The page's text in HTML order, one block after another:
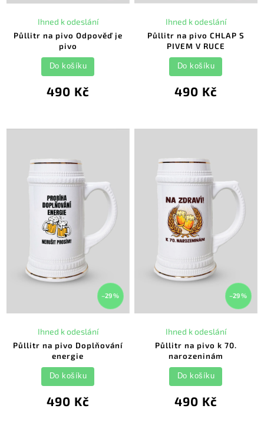
Půllitr na pivo Odpověď je
pivo
Ihned k odeslání
490 Kč
Do košíku
Půllitr na pivo CHLAP S
PIVEM V RUCE
Ihned k odeslání
490 Kč
Do košíku
–29 %
Půllitr na pivo Doplňování
energie
Ihned k odeslání
490 Kč
Do košíku
–29 %
Půllitr na pivo k 70.
narozeninám
Ihned k odeslání
490 Kč
Do košíku